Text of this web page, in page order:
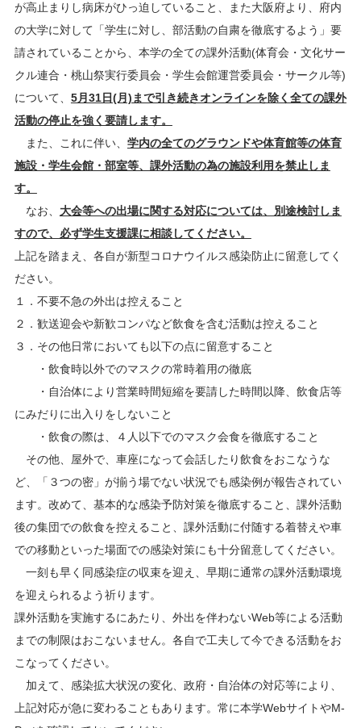
が高止まりし病床がひっ迫していること、また大阪府より、府内
の大学に対して「学生に対し、部活動の自粛を徹底するよう」要
請されていることから、本学の全ての課外活動(体育会・文化サー
クル連合・桃山祭実行委員会・学生会館運営委員会・サークル等)
について、 5月31日(月)まで引き続きオンラインを除く全ての課外
活動の停止を強く要請します。
また、これに伴い、 学内の全てのグラウンドや体育館等の体育
施設・学生会館・部室等、課外活動の為の施設利用を禁止しま
す。
なお、 大会等への出場に関する対応については、別途検討しま
すので、必ず学生支援課に相談してください。
上記を踏まえ、各自が新型コロナウイルス感染防止に留意してく
ださい。
１．不要不急の外出は控えること
２．歓送迎会や新歓コンパなど飲食を含む活動は控えること
３．その他日常においても以下の点に留意すること
・飲食時以外でのマスクの常時着用の徹底
・自治体により営業時間短縮を要請した時間以降、飲食店等
にみだりに出入りをしないこと
・飲食の際は、４人以下でのマスク会食を徹底すること
その他、屋外で、車座になって会話したり飲食をおこなうな
ど、「３つの密」が揃う場でない状況でも感染例が報告されてい
ます。改めて、基本的な感染予防対策を徹底すること、課外活動
後の集団での飲食を控えること、課外活動に付随する着替えや車
での移動といった場面での感染対策にも十分留意してください。
一刻も早く同感染症の収束を迎え、早期に通常の課外活動環境
を迎えられるよう祈ります。
課外活動を実施するにあたり、外出を伴わないWeb等による活動
までの制限はおこないません。各自で工夫して今できる活動をお
こなってください。
加えて、感染拡大状況の変化、政府・自治体の対応等により、
上記対応が急に変わることもあります。常に本学WebサイトやM-